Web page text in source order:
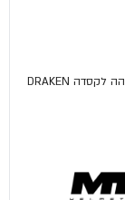
משקף V-18 כהה לקסדה DRAKEN